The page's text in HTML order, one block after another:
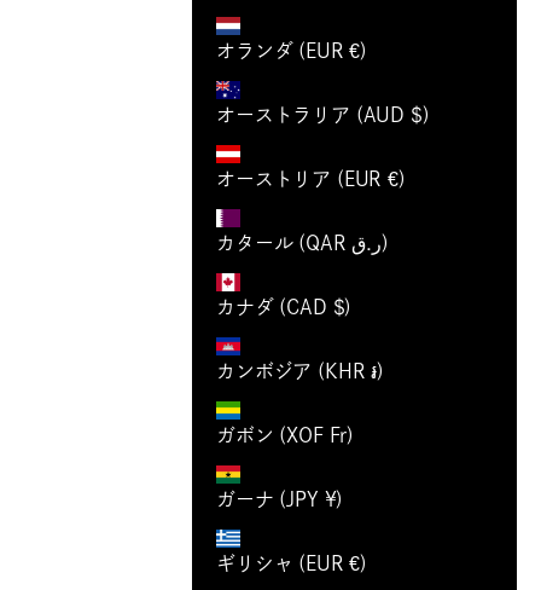
オランダ (EUR €)
オーストラリア (AUD $)
オーストリア (EUR €)
カタール (QAR ر.ق)
カナダ (CAD $)
カンボジア (KHR ៛)
ガボン (XOF Fr)
ガーナ (JPY ¥)
ギリシャ (EUR €)